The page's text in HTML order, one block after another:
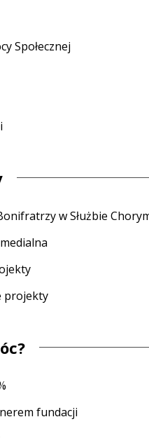
Społecznej
w Służbie
projekty
fundacji